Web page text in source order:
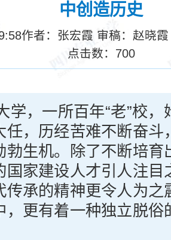
中创造历史
作者：张宏霞 审稿：赵晓
点击数： 700
学，一所百年“老”校
任，历经苦难不断奋斗
勃生机。除了不断培育
国家建设人才引人注目
传承的精神更令人为之
，更有着一种独立脱俗